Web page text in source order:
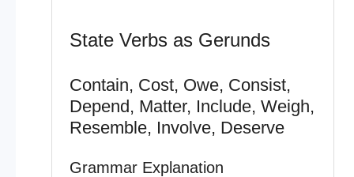
State Verbs as Gerunds
Contain, Cost, Owe, Consist,
Depend, Matter, Include, Weigh,
Resemble, Involve, Deserve
Grammar Explanation